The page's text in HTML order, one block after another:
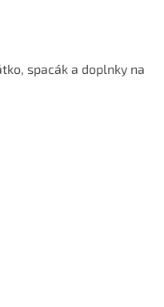
spacák a doplnky na